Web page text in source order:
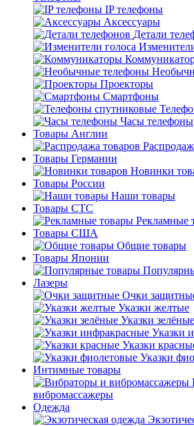
IP телефоны
Аксессуары
Детали
Проекторы
Смартфоны
Часы телефоны
Товары Англии
Товары Германии
Новинки
Товары России
Наши товары
Товары СТС
Рекламные
Товары США
Общие товары
Товары Японии
Лазеры
Очки
Указки желтые
Указки зелёные
Указки
Указки
Указки
Интимные товары
вибромассажеры
Одежда